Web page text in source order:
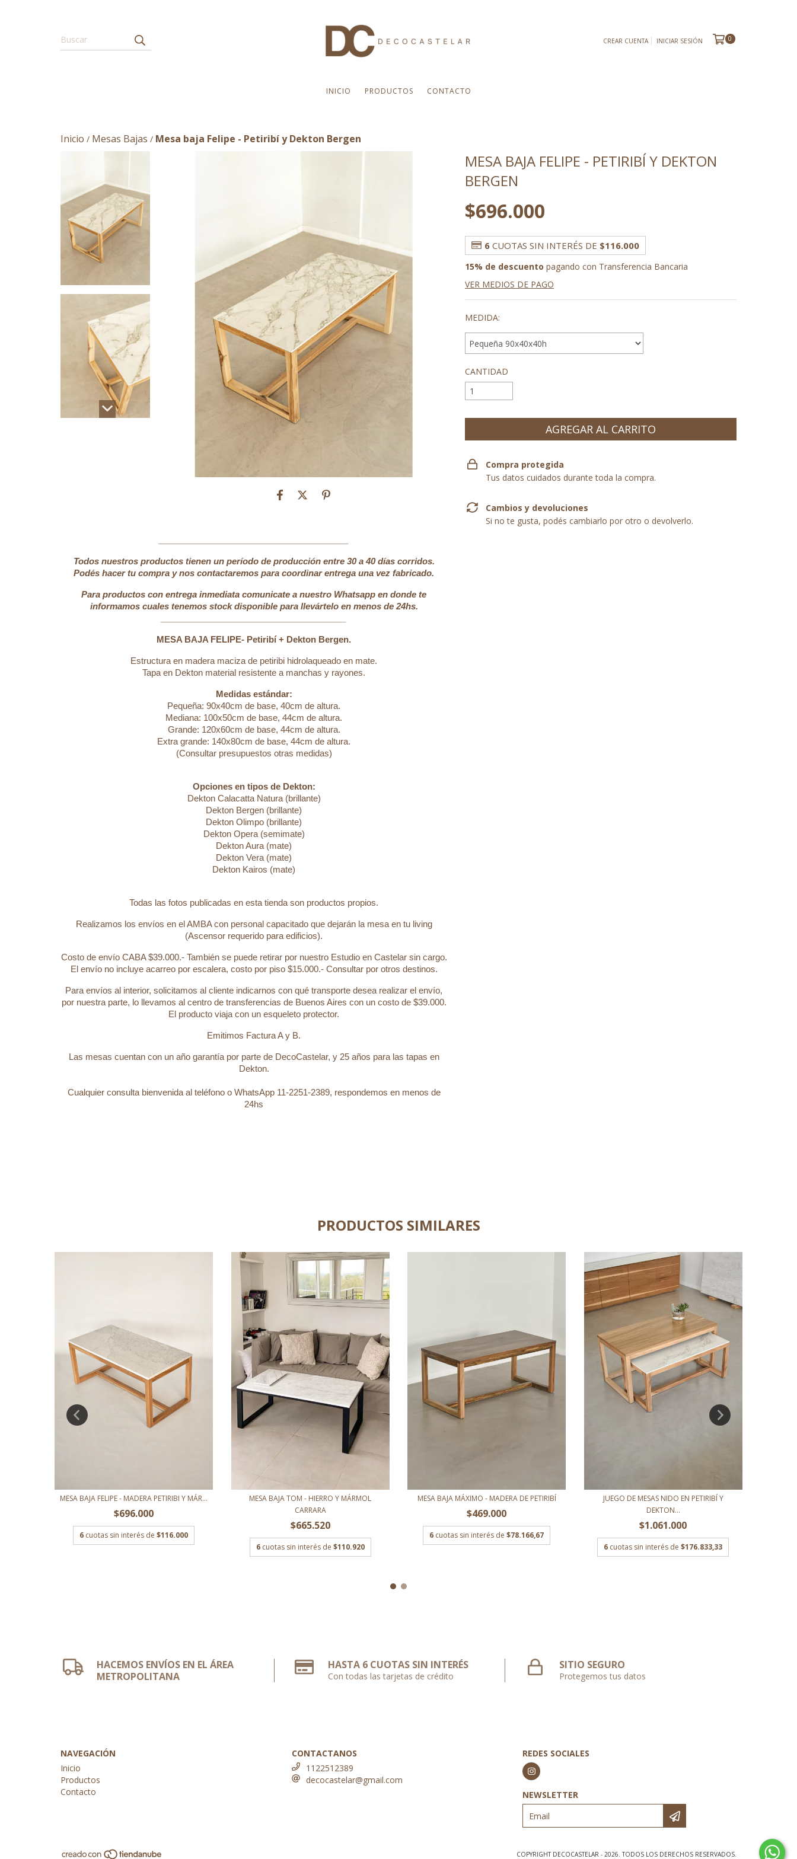
CREAR CUENTA INICIAR SESIÓN 0
INICIO PRODUCTOS CONTACTO
Inicio / Mesas Bajas / Mesa baja Felipe - Petiribí y Dekton Bergen
Todos nuestros productos tienen un período de producción entre 30 a 40 días corridos.
Podés hacer tu compra y nos contactaremos para coordinar entrega una vez fabricado.
Para productos con entrega inmediata comunicate a nuestro Whatsapp en donde te
informamos cuales tenemos stock disponible para llevártelo en menos de 24hs.
MESA BAJA FELIPE- Petiribí + Dekton Bergen.
Estructura en madera maciza de petiribi hidrolaqueado en mate.
Tapa en Dekton material resistente a manchas y rayones.
Medidas estándar:
Pequeña: 90x40cm de base, 40cm de altura.
Mediana: 100x50cm de base, 44cm de altura.
Grande: 120x60cm de base, 44cm de altura.
Extra grande: 140x80cm de base, 44cm de altura.
(Consultar presupuestos otras medidas)
Opciones en tipos de Dekton:
Dekton Calacatta Natura (brillante)
Dekton Bergen (brillante)
Dekton Olimpo (brillante)
Dekton Opera (semimate)
Dekton Aura (mate)
Dekton Vera (mate)
Dekton Kairos (mate)
Todas las fotos publicadas en esta tienda son productos propios.
Realizamos los envíos en el AMBA con personal capacitado que dejarán la mesa en tu living
(Ascensor requerido para edificios).
Costo de envío CABA $39.000.- También se puede retirar por nuestro Estudio en Castelar sin cargo.
El envío no incluye acarreo por escalera, costo por piso $15.000.- Consultar por otros destinos.
Para envíos al interior, solicitamos al cliente indicarnos con qué transporte desea realizar el envío,
por nuestra parte, lo llevamos al centro de transferencias de Buenos Aires con un costo de $39.000.
El producto viaja con un esqueleto protector.
Emitimos Factura A y B.
Las mesas cuentan con un año garantía por parte de DecoCastelar, y 25 años para las tapas en
Dekton.
Cualquier consulta bienvenida al teléfono o WhatsApp 11-2251-2389, respondemos en menos de
24hs
MESA BAJA FELIPE - PETIRIBÍ Y DEKTON
BERGEN
$696.000
6 CUOTAS SIN INTERÉS DE $116.000
15% de descuento pagando con Transferencia Bancaria
VER MEDIOS DE PAGO
MEDIDA:
CANTIDAD
Compra protegida
Tus datos cuidados durante toda la compra.
Cambios y devoluciones
Si no te gusta, podés cambiarlo por otro o devolverlo.
PRODUCTOS SIMILARES
MESA BAJA FELIPE - MADERA PETIRIBI Y MÁR...
$696.000
6 cuotas sin interés de$116.000
MESA BAJA TOM - HIERRO Y MÁRMOL
CARRARA
$665.520
6 cuotas sin interés de $110.920
MESA BAJA MÁXIMO - MADERA DE PETIRIBÍ
$469.000
6 cuotas sin interés de$78.166,67
JUEGO DE MESAS NIDO EN PETIRIBÍ Y
DEKTON...
$1.061.000
6 cuotas sin interés de$176.833,33
HACEMOS ENVÍOS EN EL ÁREA
METROPOLITANA
HASTA 6 CUOTAS SIN INTERÉS
Con todas las tarjetas de crédito
SITIO SEGURO
Protegemos tus datos
NAVEGACIÓN
Inicio
Productos
Contacto
CONTACTANOS
1122512389
decocastelar@gmail.com
REDES SOCIALES
NEWSLETTER
COPYRIGHT DECOCASTELAR - 2026. TODOS LOS DERECHOS RESERVADOS.